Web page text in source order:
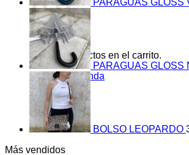
No hay productos en el carrito.
Volver a la tienda
PARAGUAS GLOSS
PARAGUAS GLOSS
BOLSO LEOPARDO
Más vendidos